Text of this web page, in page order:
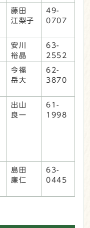
藤田
江梨子
49-
0707
安川
裕晶
63-
2552
今福
岳大
62-
3870
出山
良一
61-
1998
島田
廉仁
63-
0445